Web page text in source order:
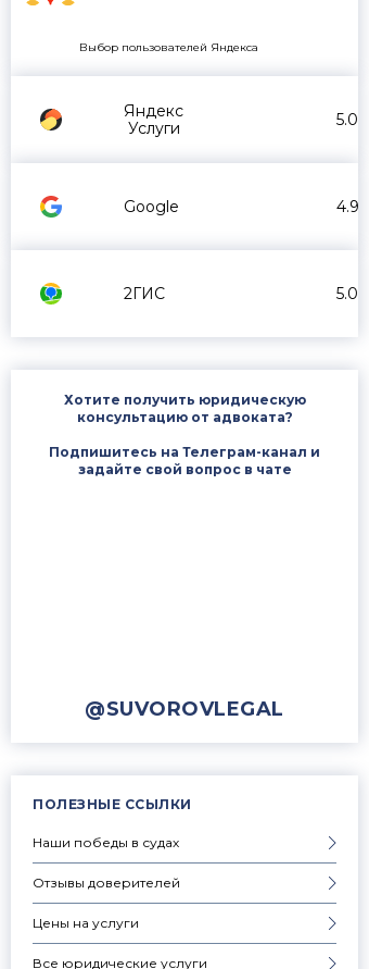
Выбор пользователей Яндекса
Яндекс
Услуги
5.0
Google 4.9
2ГИС 5.0
Хотите получить юридическую
консультацию от адвоката?
Подпишитесь на Телеграм-канал и
задайте свой вопрос в чате
@SUVOROVLEGAL
ПОЛЕЗНЫЕ ССЫЛКИ
Наши победы в судах
Отзывы доверителей
Цены на услуги
Все юридические услуги